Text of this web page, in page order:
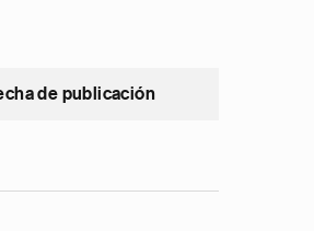
de publicación